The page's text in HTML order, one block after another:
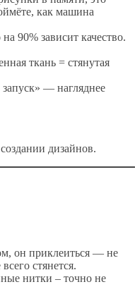
как машина
90% зависит качество.
ткань = стянутая
— нагляднее
дизайнов.
он приклеиться — не
стянется.
нитки – точно не